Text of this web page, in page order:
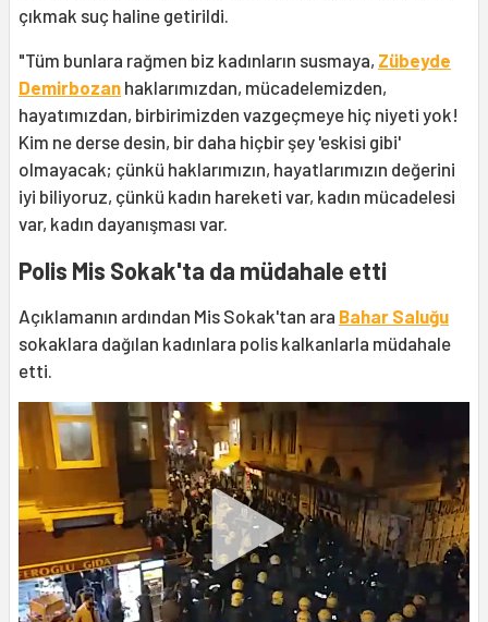
çıkmak suç haline getirildi.
"Tüm bunlara rağmen biz kadınların susmaya, Zübeyde
Demirbozan haklarımızdan, mücadelemizden,
hayatımızdan, birbirimizden vazgeçmeye hiç niyeti yok!
Kim ne derse desin, bir daha hiçbir şey 'eskisi gibi'
olmayacak; çünkü haklarımızın, hayatlarımızın değerini
iyi biliyoruz, çünkü kadın hareketi var, kadın mücadelesi
var, kadın dayanışması var.
Polis Mis Sokak'ta da müdahale etti
Açıklamanın ardından Mis Sokak'tan ara Bahar Saluğu
sokaklara dağılan kadınlara polis kalkanlarla müdahale
etti.